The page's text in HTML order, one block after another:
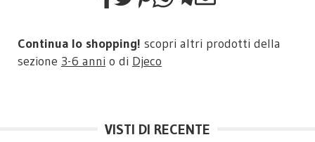
Continua lo shopping! scopri altri prodotti della
sezione 3-6 anni o di Djeco
VISTI DI RECENTE